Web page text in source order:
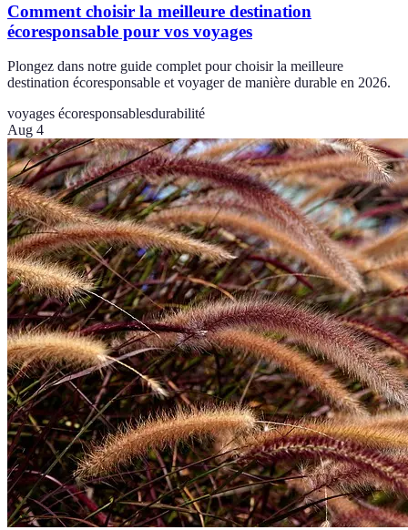
Comment choisir la meilleure destination
écoresponsable pour vos voyages
Plongez dans notre guide complet pour choisir la meilleure
destination écoresponsable et voyager de manière durable en 2026.
voyages écoresponsablesdurabilité
Aug 4